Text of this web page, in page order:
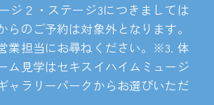
ジ２・ステージ3につきましては
らのご予約は対象外となります。
業担当にお尋ねください。※3. 体
ム見学はセキスイハイムミュージ
ャラリーパークからお選びいただ